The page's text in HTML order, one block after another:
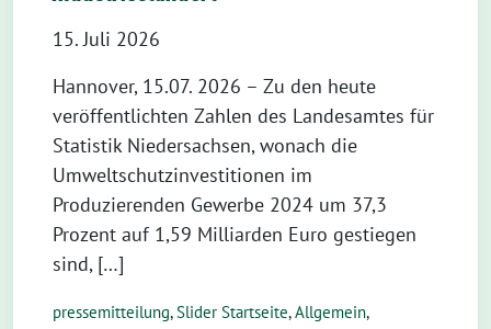
15. Juli 2026
Hannover, 15.07. 2026 – Zu den heute
veröffentlichten Zahlen des Landesamtes für
Statistik Niedersachsen, wonach die
Umweltschutzinvestitionen im
Produzierenden Gewerbe 2024 um 37,3
Prozent auf 1,59 Milliarden Euro gestiegen
sind, […]
pressemitteilung,Slider Startseite,Allgemein,